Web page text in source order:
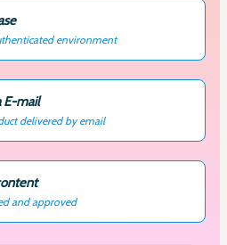
environment
E-mail
delivered by email
and approved